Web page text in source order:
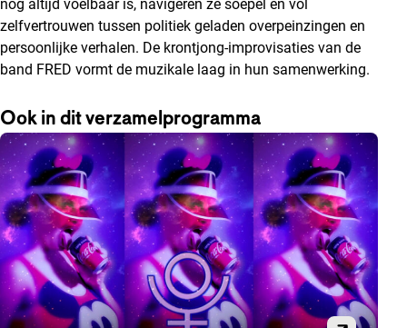
nog altijd voelbaar is, navigeren ze soepel en vol
zelfvertrouwen tussen politiek geladen overpeinzingen en
persoonlijke verhalen. De krontjong-improvisaties van de
band FRED vormt de muzikale laag in hun samenwerking.
Ook in dit verzamelprogramma